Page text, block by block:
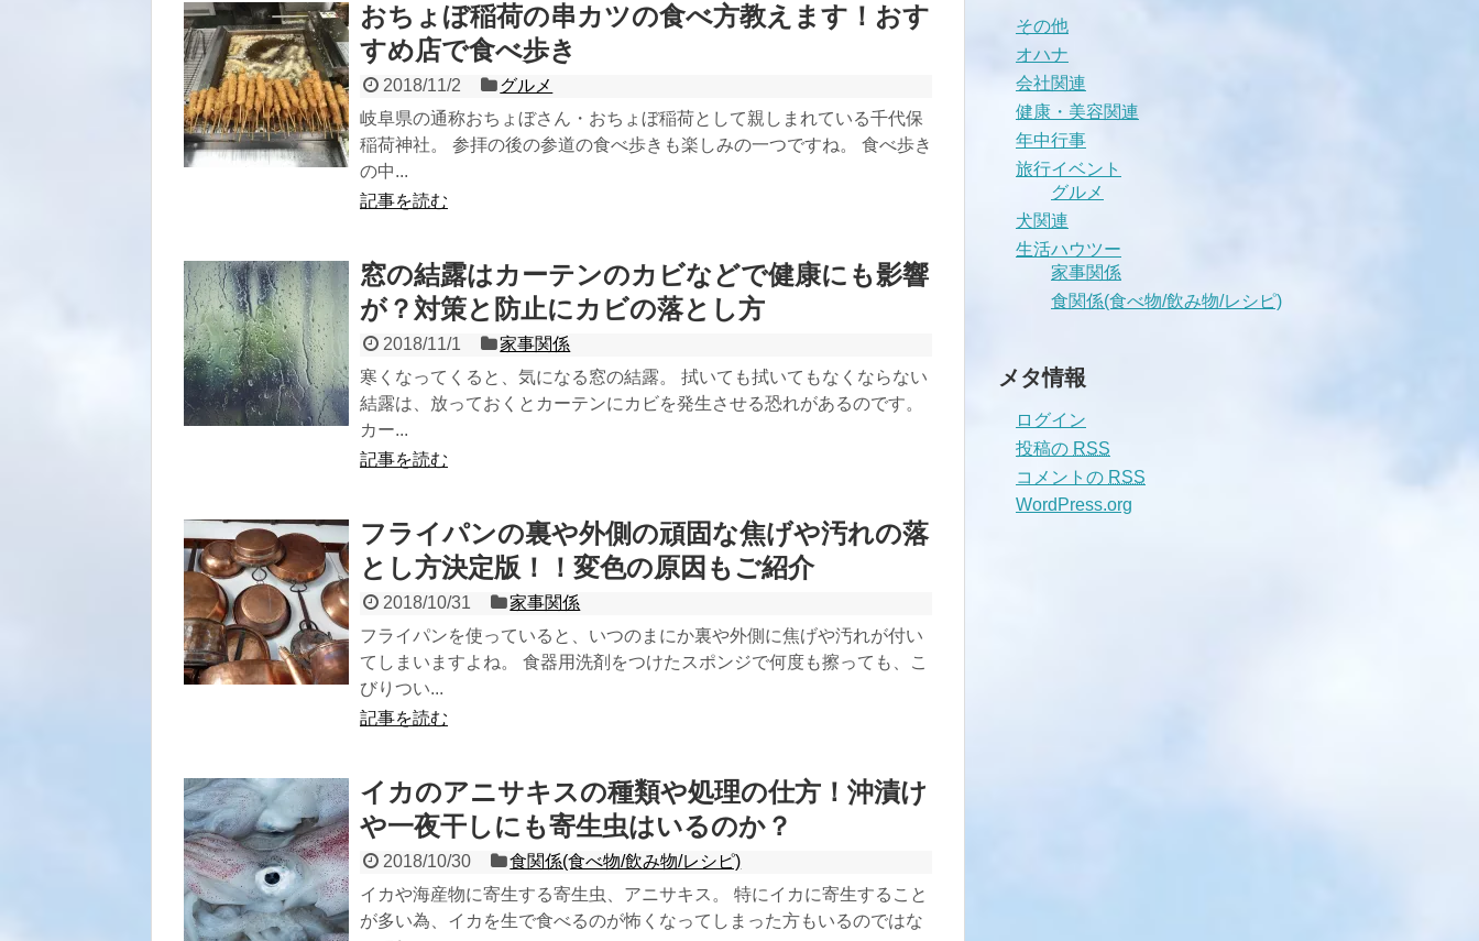
おちょぼ稲荷の串カツの食べ方教えます！おす
すめ店で食べ歩き
2018/11/2
グルメ
岐阜県の通称おちょぼさん・おちょぼ稲荷として親しまれている千代保
稲荷神社。 参拝の後の参道の食べ歩きも楽しみの一つですね。 食べ歩き
の中...
記事を読む
窓の結露はカーテンのカビなどで健康にも影響
が？対策と防止にカビの落とし方
2018/11/1
家事関係
寒くなってくると、気になる窓の結露。 拭いても拭いてもなくならない
結露は、放っておくとカーテンにカビを発生させる恐れがあるのです。
カー...
記事を読む
フライパンの裏や外側の頑固な焦げや汚れの落
とし方決定版！！変色の原因もご紹介
2018/10/31
家事関係
フライパンを使っていると、いつのまにか裏や外側に焦げや汚れが付い
てしまいますよね。 食器用洗剤をつけたスポンジで何度も擦っても、こ
びりつい...
記事を読む
イカのアニサキスの種類や処理の仕方！沖漬け
や一夜干しにも寄生虫はいるのか？
2018/10/30
食関係(食べ物/飲み物/レシピ)
イカや海産物に寄生する寄生虫、アニサキス。 特にイカに寄生すること
が多い為、イカを生で食べるのが怖くなってしまった方もいるのではな
その他
オハナ
会社関連
健康・美容関連
年中行事
旅行イベント
グルメ
犬関連
生活ハウツー
家事関係
食関係(食べ物/飲み物/レシピ)
メタ情報
ログイン
投稿の RSS
コメントの RSS
WordPress.org